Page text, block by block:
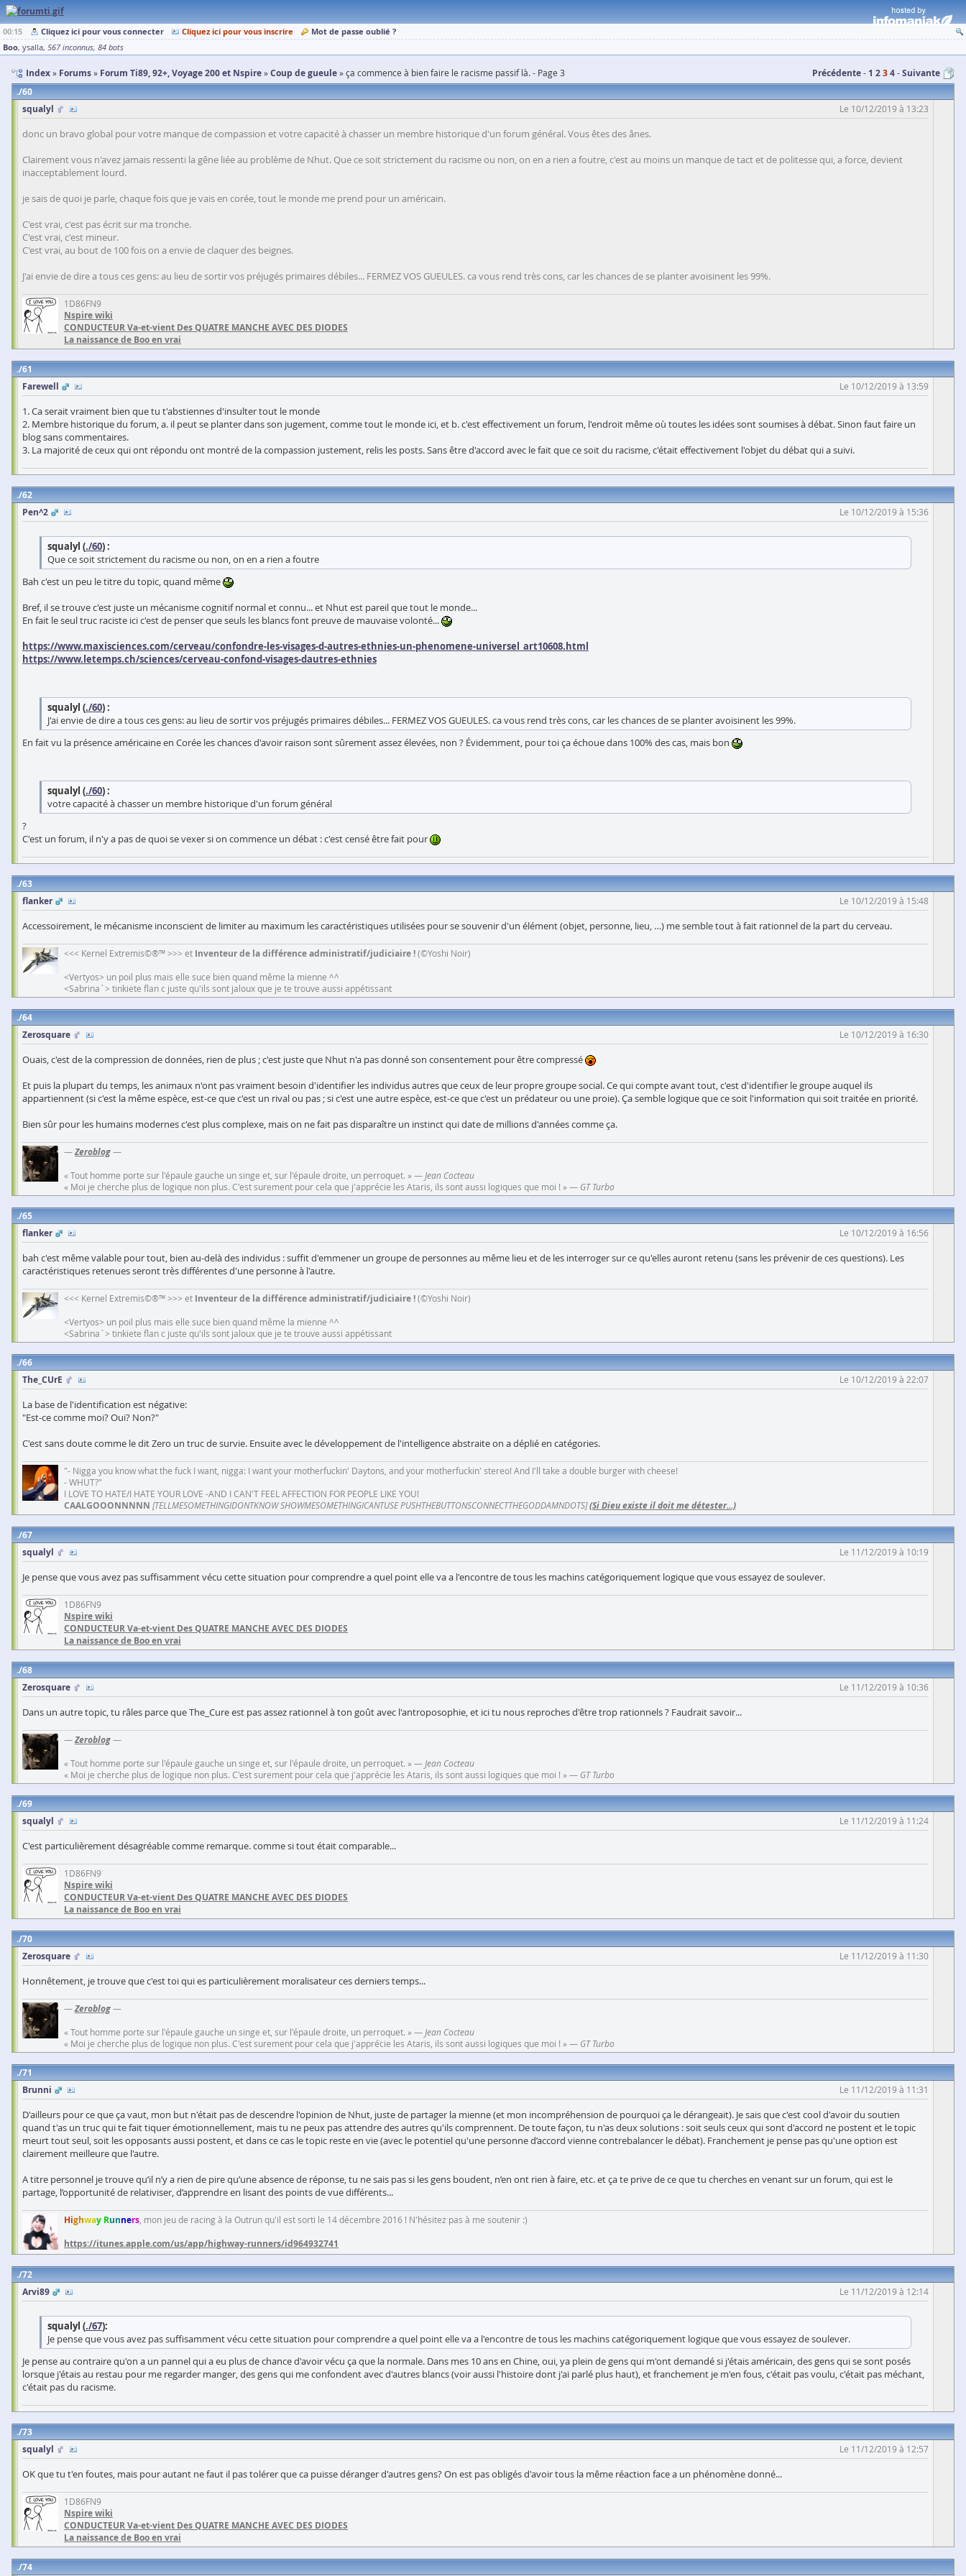
00:15 Cliquez ici pour vous connecter Cliquez ici pour vous inscrire
Mot de passe oublié ?
Boo ysalla 567 inconnus 84 bots
Index Forums Forum Ti89, 92+, Voyage 200 et Nspire Coup de gueule ça commence à bien faire le racisme passif là. - Page 3 Précédente 1 234 Suivante
60
squalyl
Le 10/12/2019 à 13:23
donc un bravo global pour votre manque de compassion et votre capacité à chasser un membre historique d'un forum général. Vous êtes des ânes.
Clairement vous n'avez jamais ressenti la gêne liée au problème de Nhut. Que ce soit strictement du racisme ou non, on en a rien a foutre, c'est au moins un manque de tact et de politesse qui, a force, devient
inacceptablement lourd.
je sais de quoi je parle, chaque fois que je vais en corée, tout le monde me prend pour un américain.
C'est vrai, c'est pas écrit sur ma tronche.
C'est vrai, c'est mineur.
C'est vrai, au bout de 100 fois on a envie de claquer des beignes.
J'ai envie de dire a tous ces gens: au lieu de sortir vos préjugés primaires débiles... FERMEZ VOS GUEULES. ca vous rend très cons, car les chances de se planter avoisinent les 99%.
1D86FN9
Nspire wiki
CONDUCTEUR Va-et-vient Des QUATRE MANCHE AVEC DES DIODES
La naissance de Boo en vrai
61
Farewell
Le 10/12/2019 à 13:59
1. Ca serait vraiment bien que tu t'abstiennes d'insulter tout le monde
2. Membre historique du forum, a. il peut se planter dans son jugement, comme tout le monde ici, et b. c'est effectivement un forum, l'endroit même où toutes les idées sont soumises à débat. Sinon faut faire un
blog sans commentaires.
3. La majorité de ceux qui ont répondu ont montré de la compassion justement, relis les posts. Sans être d'accord avec le fait que ce soit du racisme, c'était effectivement l'objet du débat qui a suivi.
62
Pen^2
Le 10/12/2019 à 15:36
squalyl (./60) :
Que ce soit strictement du racisme ou non, on en a rien a foutre
Bah c'est un peu le titre du topic, quand même
Bref, il se trouve c'est juste un mécanisme cognitif normal et connu... et Nhut est pareil que tout le monde...
En fait le seul truc raciste ici c'est de penser que seuls les blancs font preuve de mauvaise volonté...
https://www.maxisciences.com/cerveau/confondre-les-visages-d-autres-ethnies-un-phenomene-universel_art10608.html
https://www.letemps.ch/sciences/cerveau-confond-visages-dautres-ethnies
squalyl (./60) :
J'ai envie de dire a tous ces gens: au lieu de sortir vos préjugés primaires débiles... FERMEZ VOS GUEULES. ca vous rend très cons, car les chances de se planter avoisinent les 99%.
En fait vu la présence américaine en Corée les chances d'avoir raison sont sûrement assez élevées, non ? Évidemment, pour toi ça échoue dans 100% des cas, mais bon
squalyl (./60) :
votre capacité à chasser un membre historique d'un forum général
?
C'est un forum, il n'y a pas de quoi se vexer si on commence un débat : c'est censé être fait pour
63
flanker
Le 10/12/2019 à 15:48
Accessoirement, le mécanisme inconscient de limiter au maximum les caractéristiques utilisées pour se souvenir d'un élément (objet, personne, lieu, …) me semble tout à fait rationnel de la part du cerveau.
<<< Kernel Extremis©®™ >>> et Inventeur de la différence administratif/judiciaire !(©Yoshi Noir)
<Vertyos> un poil plus mais elle suce bien quand même la mienne ^^
<Sabrina`> tinkiete flan c juste qu'ils sont jaloux que je te trouve aussi appétissant
64
Zerosquare
Le 10/12/2019 à 16:30
Ouais, c'est de la compression de données, rien de plus ; c'est juste que Nhut n'a pas donné son consentement pour être compressé
Et puis la plupart du temps, les animaux n'ont pas vraiment besoin d'identifier les individus autres que ceux de leur propre groupe social. Ce qui compte avant tout, c'est d'identifier le groupe auquel ils
appartiennent (si c'est la même espèce, est-ce que c'est un rival ou pas ; si c'est une autre espèce, est-ce que c'est un prédateur ou une proie). Ça semble logique que ce soit l'information qui soit traitée en priorité.
Bien sûr pour les humains modernes c'est plus complexe, mais on ne fait pas disparaître un instinct qui date de millions d'années comme ça.
—Zeroblog—
« Tout homme porte sur l'épaule gauche un singe et, sur l'épaule droite, un perroquet. » — Jean Cocteau
« Moi je cherche plus de logique non plus. C'est surement pour cela que j'apprécie les Ataris, ils sont aussi logiques que moi ! » — GT Turbo
65
flanker
Le 10/12/2019 à 16:56
bah c'est même valable pour tout, bien au-delà des individus : suffit d'emmener un groupe de personnes au même lieu et de les interroger sur ce qu'elles auront retenu (sans les prévenir de ces questions). Les
caractéristiques retenues seront très différentes d'une personne à l'autre.
<<< Kernel Extremis©®™ >>> et Inventeur de la différence administratif/judiciaire !(©Yoshi Noir)
<Vertyos> un poil plus mais elle suce bien quand même la mienne ^^
<Sabrina`> tinkiete flan c juste qu'ils sont jaloux que je te trouve aussi appétissant
66
The_CUrE
Le 10/12/2019 à 22:07
La base de l'identification est négative:
"Est-ce comme moi? Oui? Non?"
C'est sans doute comme le dit Zero un truc de survie. Ensuite avec le développement de l'intelligence abstraite on a déplié en catégories.
"- Nigga you know what the fuck I want, nigga: I want your motherfuckin' Daytons, and your motherfuckin' stereo! And I'll take a double burger with cheese!
- WHUT?"
I LOVE TO HATE/I HATE YOUR LOVE -AND I CAN'T FEEL AFFECTION FOR PEOPLE LIKE YOU!
CAALGOOONNNNN [TELLMESOMETHINGIDONTKNOW SHOWMESOMETHINGICANTUSE PUSHTHEBUTTONSCONNECTTHEGODDAMNDOTS](Si Dieu existe il doit me détester...)
67
squalyl
Le 11/12/2019 à 10:19
Je pense que vous avez pas suffisamment vécu cette situation pour comprendre a quel point elle va a l'encontre de tous les machins catégoriquement logique que vous essayez de soulever.
1D86FN9
Nspire wiki
CONDUCTEUR Va-et-vient Des QUATRE MANCHE AVEC DES DIODES
La naissance de Boo en vrai
68
Zerosquare
Le 11/12/2019 à 10:36
Dans un autre topic, tu râles parce que The_Cure est pas assez rationnel à ton goût avec l'antroposophie, et ici tu nous reproches d'être trop rationnels ? Faudrait savoir...
—Zeroblog—
« Tout homme porte sur l'épaule gauche un singe et, sur l'épaule droite, un perroquet. » — Jean Cocteau
« Moi je cherche plus de logique non plus. C'est surement pour cela que j'apprécie les Ataris, ils sont aussi logiques que moi ! » — GT Turbo
69
squalyl
Le 11/12/2019 à 11:24
C'est particulièrement désagréable comme remarque. comme si tout était comparable...
1D86FN9
Nspire wiki
CONDUCTEUR Va-et-vient Des QUATRE MANCHE AVEC DES DIODES
La naissance de Boo en vrai
70
Zerosquare
Le 11/12/2019 à 11:30
Honnêtement, je trouve que c'est toi qui es particulièrement moralisateur ces derniers temps...
—Zeroblog—
« Tout homme porte sur l'épaule gauche un singe et, sur l'épaule droite, un perroquet. » — Jean Cocteau
« Moi je cherche plus de logique non plus. C'est surement pour cela que j'apprécie les Ataris, ils sont aussi logiques que moi ! » — GT Turbo
71
Brunni
Le 11/12/2019 à 11:31
D'ailleurs pour ce que ça vaut, mon but n'était pas de descendre l'opinion de Nhut, juste de partager la mienne (et mon incompréhension de pourquoi ça le dérangeait). Je sais que c'est cool d'avoir du soutien
quand t'as un truc qui te fait tiquer émotionnellement, mais tu ne peux pas attendre des autres qu'ils comprennent. De toute façon, tu n'as deux solutions : soit seuls ceux qui sont d'accord ne postent et le topic
meurt tout seul, soit les opposants aussi postent, et dans ce cas le topic reste en vie (avec le potentiel qu'une personne d’accord vienne contrebalancer le débat). Franchement je pense pas qu'une option est
clairement meilleure que l'autre.
A titre personnel je trouve qu’il n’y a rien de pire qu’une absence de réponse, tu ne sais pas si les gens boudent, n’en ont rien à faire, etc. et ça te prive de ce que tu cherches en venant sur un forum, qui est le
partage, l’opportunité de relativiser, d’apprendre en lisant des points de vue différents...
Highway Runners , mon jeu de racing à la Outrun qu'il est sorti le 14 décembre 2016 ! N'hésitez pas à me soutenir :)
https://itunes.apple.com/us/app/highway-runners/id964932741
72
Arvi89
Le 11/12/2019 à 12:14
squalyl (./67):
Je pense que vous avez pas suffisamment vécu cette situation pour comprendre a quel point elle va a l'encontre de tous les machins catégoriquement logique que vous essayez de soulever.
Je pense au contraire qu'on a un pannel qui a eu plus de chance d'avoir vécu ça que la normale. Dans mes 10 ans en Chine, oui, ya plein de gens qui m'ont demandé si j'étais américain, des gens qui se sont posés
lorsque j'étais au restau pour me regarder manger, des gens qui me confondent avec d'autres blancs (voir aussi l'histoire dont j'ai parlé plus haut), et franchement je m'en fous, c'était pas voulu, c'était pas méchant,
c'était pas du racisme.
73
squalyl
Le 11/12/2019 à 12:57
OK que tu t'en foutes, mais pour autant ne faut il pas tolérer que ca puisse déranger d'autres gens? On est pas obligés d'avoir tous la même réaction face a un phénomène donné...
1D86FN9
Nspire wiki
CONDUCTEUR Va-et-vient Des QUATRE MANCHE AVEC DES DIODES
La naissance de Boo en vrai
74